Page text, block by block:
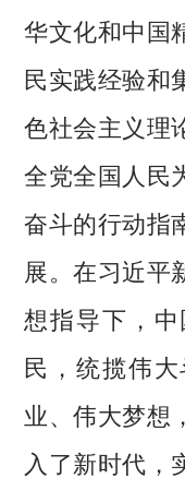
华文化和中国
民实践经验和
色社会主义理
全党全国人民
奋斗的行动指
展。在习近平
想指导下，
民，统揽伟
业、伟大梦想
入了新时代，